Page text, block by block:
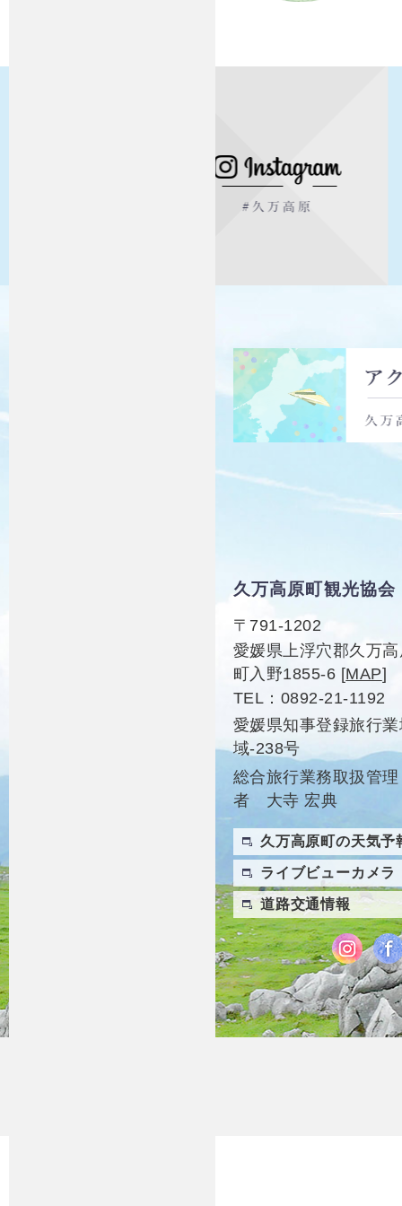
久万高原町観光協会
〒791-1202
愛媛県上浮穴郡久万
町入野1855-6 [MAP]
TEL
0892-21-1192
愛媛県知事登録旅行
域-238号
総合旅行業務取扱管理
者 大寺 宏典
久万高原町の天気予
ライブビューカメラ
道路交通情報